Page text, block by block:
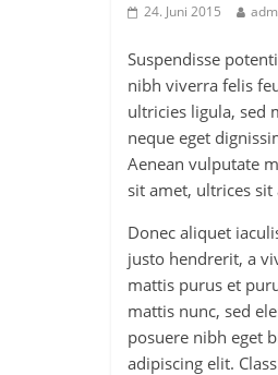
24. Juni 2015
Suspendisse
nibh viverra felis
ultricies ligula, sed
neque eget
Aenean vulputate
sit amet, ultrices sit
Donec aliquet
justo hendrerit, a
mattis purus et
mattis nunc, sed
posuere nibh eget
adipiscing elit.